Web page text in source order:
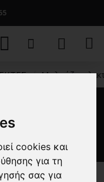
cookies και
για τη
σας για
Μπλούζα
D